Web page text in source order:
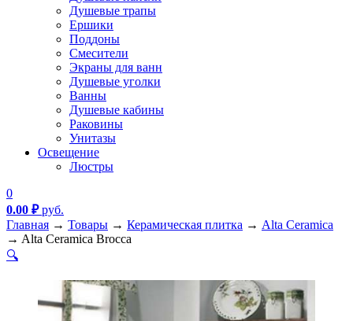
Душевые трапы
Ершики
Поддоны
Смесители
Экраны для ванн
Душевые уголки
Ванны
Душевые кабины
Раковины
Унитазы
Освещение
Люстры
0
0.00 ₽руб.
Главная → Товары → Керамическая плитка → Alta Ceramica
→ Alta Ceramica Brocca
🔍